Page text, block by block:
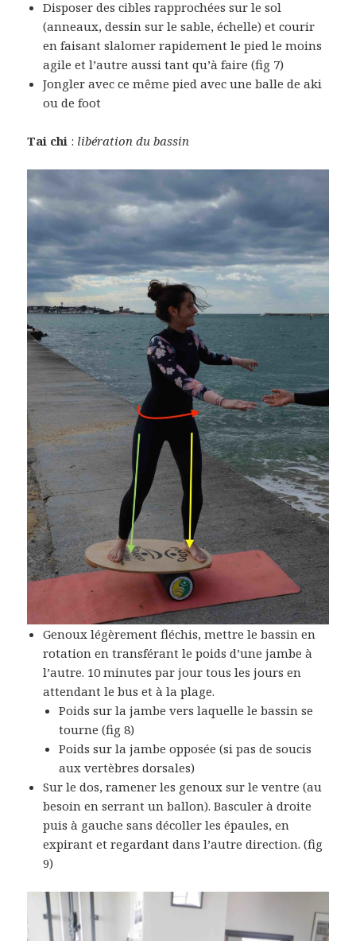
Disposer des cibles rapprochées sur le sol
(anneaux, dessin sur le sable, échelle) et courir
en faisant slalomer rapidement le pied le moins
agile et l’autre aussi tant qu’à faire (fig 7)
Jongler avec ce même pied avec une balle de aki
ou de foot
Tai chi : libération du bassin
Genoux légèrement fléchis, mettre le bassin en
rotation en transférant le poids d’une jambe à
l’autre. 10 minutes par jour tous les jours en
attendant le bus et à la plage.
Poids sur la jambe vers laquelle le bassin se
tourne (fig 8)
Poids sur la jambe opposée (si pas de soucis
aux vertèbres dorsales)
Sur le dos, ramener les genoux sur le ventre (au
besoin en serrant un ballon). Basculer à droite
puis à gauche sans décoller les épaules, en
expirant et regardant dans l’autre direction. (fig
9)